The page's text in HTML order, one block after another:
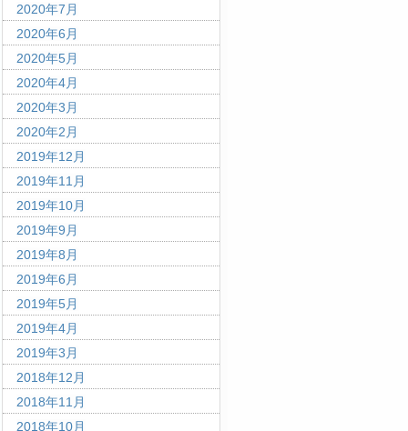
2020年7月
2020年6月
2020年5月
2020年4月
2020年3月
2020年2月
2019年12月
2019年11月
2019年10月
2019年9月
2019年8月
2019年6月
2019年5月
2019年4月
2019年3月
2018年12月
2018年11月
2018年10月